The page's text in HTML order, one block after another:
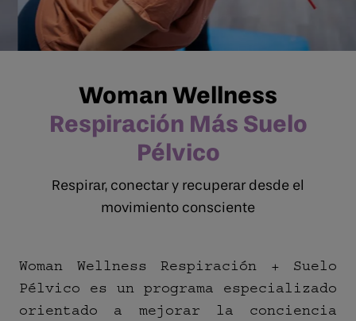
Woman Wellness
Respiración Más Suelo
Pélvico
Respirar, conectar y recuperar desde el
movimiento consciente
Woman Wellness Respiración + Suelo
Pélvico es un programa especializado
orientado a mejorar la conciencia